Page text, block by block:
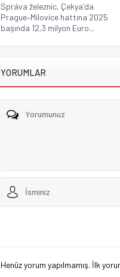
Správa železnic, Çekya'da
Prague–Milovice hattına 2025
başında 12,3 milyon Euro...
YORUMLAR
Henüz yorum yapılmamış. İlk